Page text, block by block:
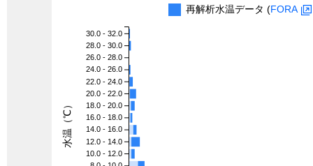
再解析水温データ (FORA
30.0 - 32.0
28.0 - 30.0
26.0 - 28.0
24.0 - 26.0
22.0 - 24.0
20.0 - 22.0
18.0 - 20.0
16.0 - 18.0
14.0 - 16.0
12.0 - 14.0
10.0 - 12.0
水温（℃）